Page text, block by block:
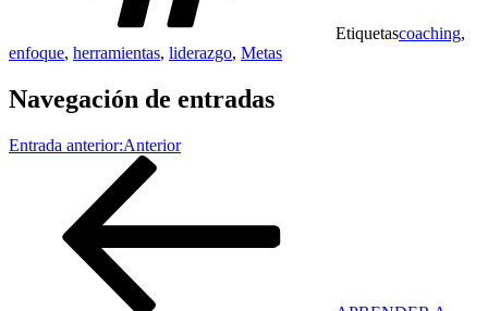
Etiquetascoaching,
enfoque, herramientas, liderazgo, Metas
Navegación de entradas
Entrada anterior:Anterior